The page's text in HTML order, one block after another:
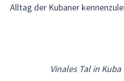
Alltag der Kubaner
Vinales Tal in